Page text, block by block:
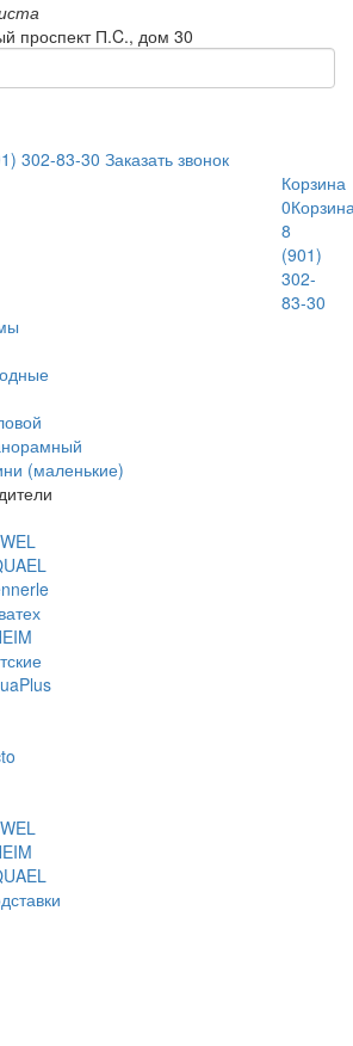
проспект П.C., дом 30
302-83-30 Заказать звонок
(маленькие)
Корзина
0
8
(901)
302-
83-30